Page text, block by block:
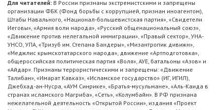
Для читателей: В России признаны экстремистскими и запрещены
организации ФБК (Фонд борьбы с коррупцией, признан иноагентом),
Штабы Навального, «Национал-большевистская партия», «Свидетели
Иеговы», «Армия воли народа», «Русский общенациональный союз»,
«Движение против нелегальной иммиграции», «Правый сектор», УНА-
УНСО, УПА, «Тризуб им. Степана Бандеры», «Мизантропик дивижн»,
«Меджлис крымскотатарского народа», движение «Артподготовка»,
общероссийская политическая партия «Воля», АУЕ, батальоны «Азов» и
«Айдар». Признаны террористическими и запрещены: «Движение
Талибан», «Имарат Кавказ», «Исламское государство» (ИГ, ИГИЛ),
Джебхад-ан-Нусра, «АУМ Синрике», «Братья-мусульмане», «Аль-Каида в
странах исламского Магриба», «Сеть», «Колумбайн». В РФ признана
нежелательной деятельность «Открытой России», издания «Проект